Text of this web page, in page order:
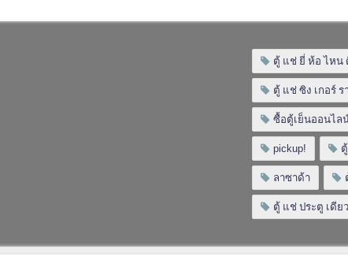
ตู้ แช่ ยี่ ห้อ ไหน
ตู้ แช่ ซิง เกอร์ ร
ซื้อตู้เย็นออนไล
pickup!
ลาซาด้า
ตู้ แช่ ประตู เดียว